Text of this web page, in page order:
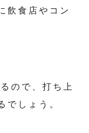
飲食店やコン
ので、打ち上
でしょう。